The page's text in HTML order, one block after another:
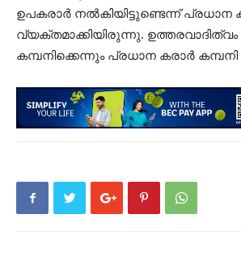
ഉപകരാര്‍ നല്‍കിയിട്ടുണ്ടെന്ന് പ്രധാന
വ്യക്തമാക്കിയിരുന്നു.
കമ്പനിക്കെന്നും പ്രധാന കരാര്‍ കമ്പനി